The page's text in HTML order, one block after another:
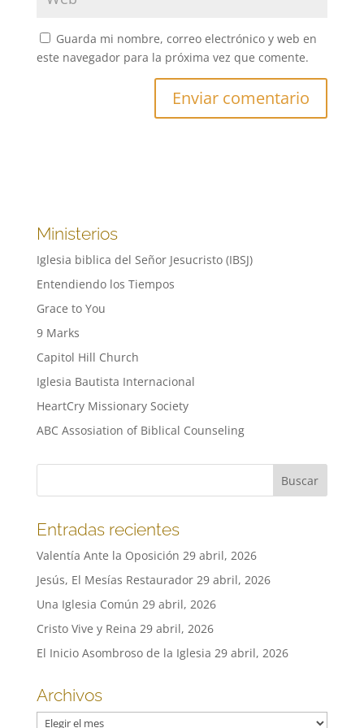
Guarda mi nombre, correo electrónico y web en
este navegador para la próxima vez que comente.
Ministerios
Iglesia biblica del Señor Jesucristo (IBSJ)
Entendiendo los Tiempos
Grace to You
9 Marks
Capitol Hill Church
Iglesia Bautista Internacional
HeartCry Missionary Society
ABC Assosiation of Biblical Counseling
Entradas recientes
Valentía Ante la Oposición 29 abril, 2026
Jesús, El Mesías Restaurador 29 abril, 2026
Una Iglesia Común 29 abril, 2026
Cristo Vive y Reina 29 abril, 2026
El Inicio Asombroso de la Iglesia 29 abril, 2026
Archivos
Archivos